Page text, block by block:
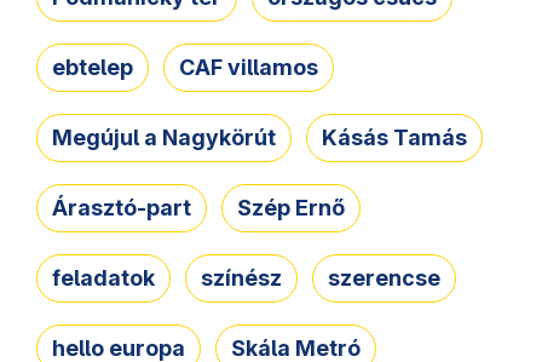
ebtelep CAF villamos
Megújul a Nagykörút Kásás Tamás
Árasztó-part Szép Ernő
feladatok színész szerencse
hello europa Skála Metró